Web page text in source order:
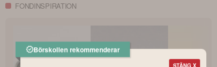
FONDINSPIRATION
STÄNG X
Börskollen rekommenderar